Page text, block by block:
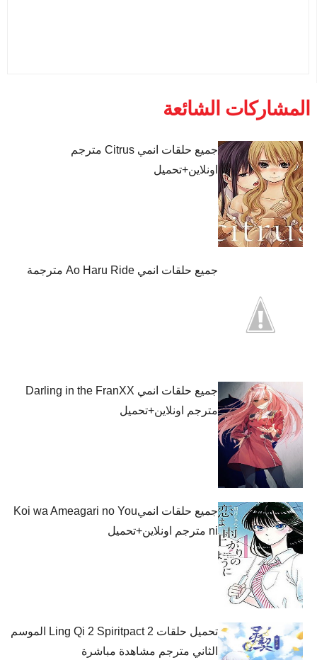
المشاركات الشائعة
جميع حلقات انمي Citrus مترجم
اونلاين+تحميل
جميع حلقات انمي Ao Haru Ride مترجمة
جميع حلقات انمي Darling in the FranXX
مترجم اونلاين+تحميل
جميع حلقات انميKoi wa Ameagari no You
ni مترجم اونلاين+تحميل
تحميل حلقات Ling Qi 2 Spiritpact 2 الموسم
الثاني مترجم مشاهدة مباشرة